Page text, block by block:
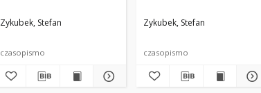
Zykubek, Stefan
czasopismo
Zykubek, Stefan
czasopismo